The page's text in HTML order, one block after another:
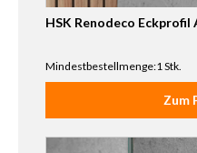
HSK Renodeco Eckprofil
Mindestbestellmenge:1 Stk.
Zum